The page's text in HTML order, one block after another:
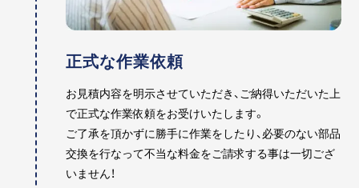
正式な作業依頼
お見積内容を明示させていただき、ご納得いただいた上
で正式な作業依頼をお受けいたします。
ご了承を頂かずに勝手に作業をしたり、必要のない部品
交換を行なって不当な料金をご請求する事は一切ござ
いません！